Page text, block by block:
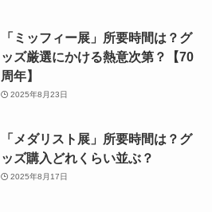
「ミッフィー展」所要時間は？グ
ッズ厳選にかける熱意次第？【70
周年】
2025年8月23日
「メダリスト展」所要時間は？グ
ッズ購入どれくらい並ぶ？
2025年8月17日